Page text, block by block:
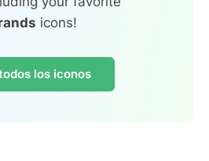
icons!
los iconos